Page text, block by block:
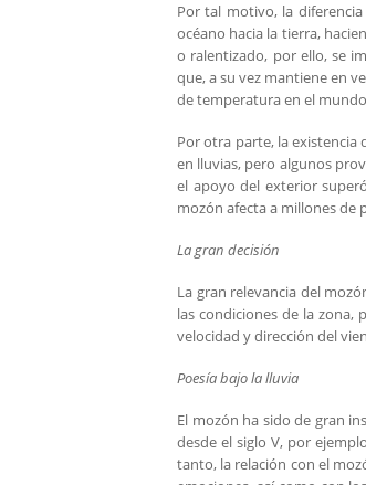
Por tal motivo, la
océano hacia la tierra,
o ralentizado, por ello, se
que, a su vez mantiene en
de temperatura en el
Por otra parte, la existencia
en lluvias, pero algunos
el apoyo del exterior
mozón afecta a millones de
La gran decisión
La gran relevancia del
las condiciones de la zona,
velocidad y dirección del
Poesía bajo la lluvia
El mozón ha sido de gran
desde el siglo V, por
tanto, la relación con el